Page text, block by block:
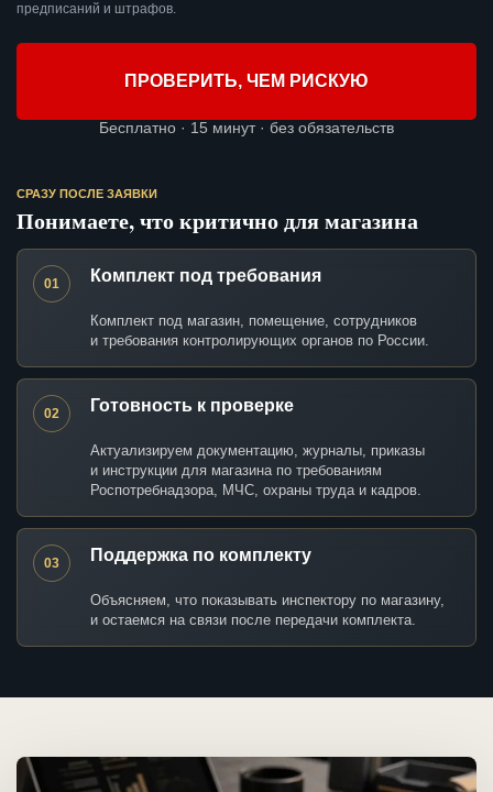
предписаний и штрафов.
ПРОВЕРИТЬ, ЧЕМ РИСКУЮ
Бесплатно · 15 минут · без обязательств
СРАЗУ ПОСЛЕ ЗАЯВКИ
Понимаете, что критично для магазина
01 Комплект под требования
Комплект под магазин, помещение, сотрудников
и требования контролирующих органов по России.
02 Готовность к проверке
Актуализируем документацию, журналы, приказы
и инструкции для магазина по требованиям
Роспотребнадзора, МЧС, охраны труда и кадров.
03 Поддержка по комплекту
Объясняем, что показывать инспектору по магазину,
и остаемся на связи после передачи комплекта.